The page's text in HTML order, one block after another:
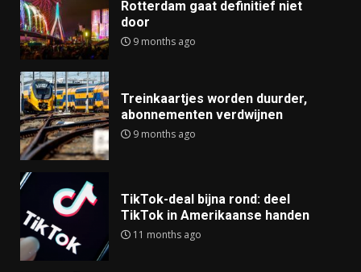
Rotterdam gaat definitief niet
door
9 months ago
Treinkaartjes worden duurder,
abonnementen verdwijnen
9 months ago
TikTok-deal bijna rond: deel
TikTok in Amerikaanse handen
11 months ago